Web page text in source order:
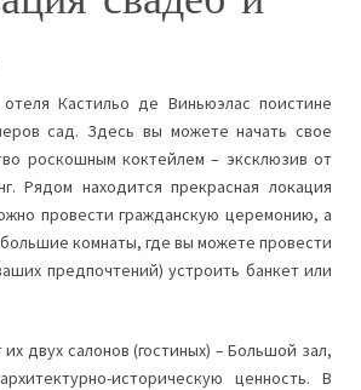
Кастильо де Виньюэлас поистине
сад. Здесь вы можете начать свое
роскошным коктейлем – эксклюзив от
Рядом находится прекрасная локация
провести гражданскую церемонию, а
комнаты, где вы можете провести
предпочтений) устроить банкет или
двух салонов (гостиных) – Большой зал,
историческую ценность. В